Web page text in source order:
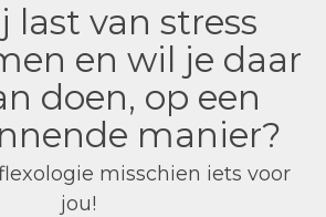
last van stress
en wil je daar
doen, op een
manier?
misschien iets voor
jou!